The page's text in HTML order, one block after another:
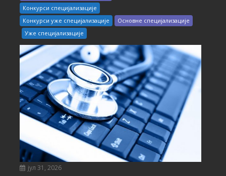
Конкурси специјализације
Конкурси уже специјализације
Основне специјализације
Уже специјализације
јул 31, 2026